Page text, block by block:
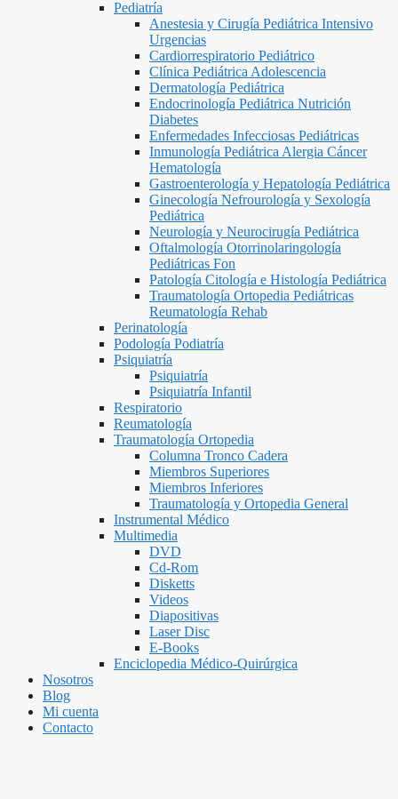
Pediatría
Anestesia y Cirugía Pediátrica Intensivo
Urgencias
Cardiorrespiratorio Pediátrico
Clínica Pediátrica Adolescencia
Dermatología Pediátrica
Endocrinología Pediátrica Nutrición
Diabetes
Enfermedades Infecciosas Pediátricas
Inmunología Pediátrica Alergia Cáncer
Hematología
Gastroenterología y Hepatología Pediátrica
Ginecología Nefrourología y Sexología
Pediátrica
Neurología y Neurocirugía Pediátrica
Oftalmología Otorrinolaringología
Pediátricas Fon
Patología Citología e Histología Pediátrica
Traumatología Ortopedia Pediátricas
Reumatología Rehab
Perinatología
Podología Podiatría
Psiquiatría
Psiquiatría
Psiquiatría Infantil
Respiratorio
Reumatología
Traumatología Ortopedia
Columna Tronco Cadera
Miembros Superiores
Miembros Inferiores
Traumatología y Ortopedia General
Instrumental Médico
Multimedia
DVD
Cd-Rom
Disketts
Videos
Diapositivas
Laser Disc
E-Books
Enciclopedia Médico-Quirúrgica
Nosotros
Blog
Mi cuenta
Contacto